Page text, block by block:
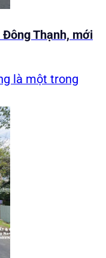
Thạnh, mới
là một trong